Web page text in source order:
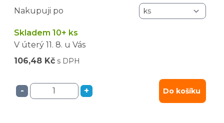
Nakupuji po
Skladem 10+ ks
V úterý 11. 8. u Vás
106,48 Kč s DPH
- + Do košíku